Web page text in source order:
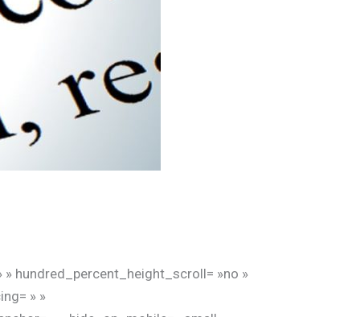
hundred_percent_height_scroll= »no »
» »